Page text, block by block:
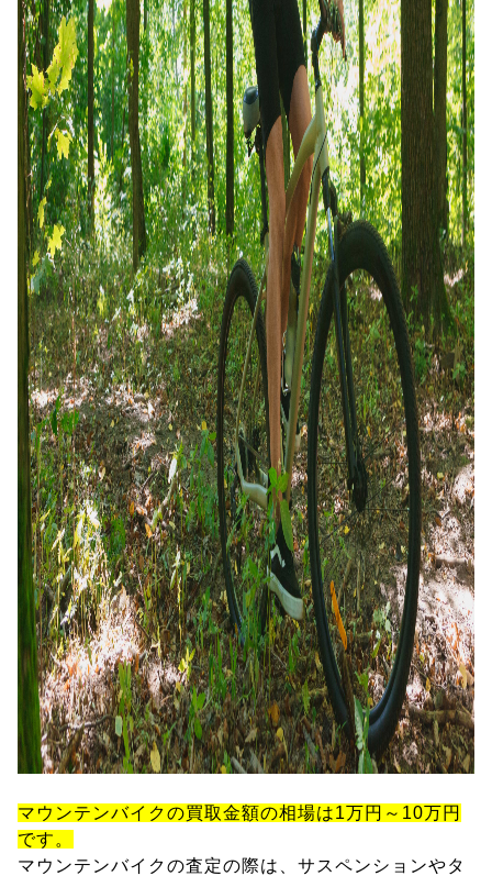
マウンテンバイクの買取金額の相場は1万円～10万円
です。
マウンテンバイクの査定の際は、サスペンションやタ